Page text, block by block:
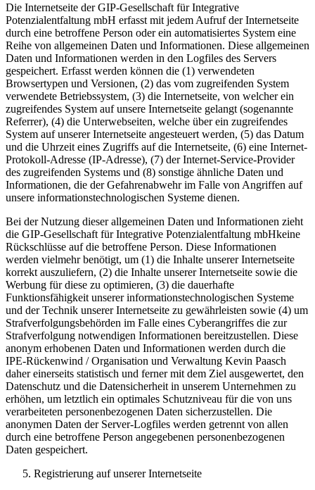
Die Internetseite der GIP-Gesellschaft für Integrative
Potenzialentfaltung mbH erfasst mit jedem Aufruf der Internetseite
durch eine betroffene Person oder ein automatisiertes System eine
Reihe von allgemeinen Daten und Informationen. Diese allgemeinen
Daten und Informationen werden in den Logfiles des Servers
gespeichert. Erfasst werden können die (1) verwendeten
Browsertypen und Versionen, (2) das vom zugreifenden System
verwendete Betriebssystem, (3) die Internetseite, von welcher ein
zugreifendes System auf unsere Internetseite gelangt (sogenannte
Referrer), (4) die Unterwebseiten, welche über ein zugreifendes
System auf unserer Internetseite angesteuert werden, (5) das Datum
und die Uhrzeit eines Zugriffs auf die Internetseite, (6) eine Internet-
Protokoll-Adresse (IP-Adresse), (7) der Internet-Service-Provider
des zugreifenden Systems und (8) sonstige ähnliche Daten und
Informationen, die der Gefahrenabwehr im Falle von Angriffen auf
unsere informationstechnologischen Systeme dienen.
Bei der Nutzung dieser allgemeinen Daten und Informationen zieht
die GIP-Gesellschaft für Integrative Potenzialentfaltung mbHkeine
Rückschlüsse auf die betroffene Person. Diese Informationen
werden vielmehr benötigt, um (1) die Inhalte unserer Internetseite
korrekt auszuliefern, (2) die Inhalte unserer Internetseite sowie die
Werbung für diese zu optimieren, (3) die dauerhafte
Funktionsfähigkeit unserer informationstechnologischen Systeme
und der Technik unserer Internetseite zu gewährleisten sowie (4) um
Strafverfolgungsbehörden im Falle eines Cyberangriffes die zur
Strafverfolgung notwendigen Informationen bereitzustellen. Diese
anonym erhobenen Daten und Informationen werden durch die
IPE-Rückenwind / Organisation und Verwaltung Kevin Paasch
daher einerseits statistisch und ferner mit dem Ziel ausgewertet, den
Datenschutz und die Datensicherheit in unserem Unternehmen zu
erhöhen, um letztlich ein optimales Schutzniveau für die von uns
verarbeiteten personenbezogenen Daten sicherzustellen. Die
anonymen Daten der Server-Logfiles werden getrennt von allen
durch eine betroffene Person angegebenen personenbezogenen
Daten gespeichert.
Registrierung auf unserer Internetseite